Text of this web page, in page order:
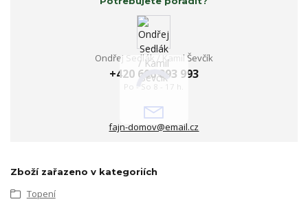
Ondřej Sedlák / Kamil Ševčík
+420 606 893 993
Po - So 8 - 17 h.
fajn-domov@email.cz
Zboží zařazeno v kategoriích
Topení